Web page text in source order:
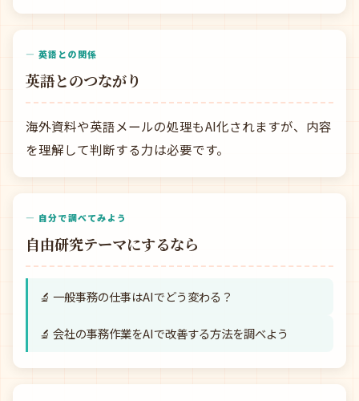
— 英語との関係
英語とのつながり
海外資料や英語メールの処理もAI化されますが、内容
を理解して判断する力は必要です。
— 自分で調べてみよう
自由研究テーマにするなら
🔬 一般事務の仕事はAIでどう変わる？
🔬 会社の事務作業をAIで改善する方法を調べよう